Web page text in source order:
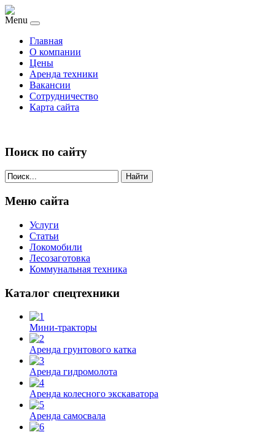
Menu
Главная
О компании
Цены
Аренда техники
Вакансии
Сотрудничество
Карта сайта
Поиск по сайту
Найти
Меню сайта
Услуги
Статьи
Локомобили
Лесозаготовка
Коммунальная техника
Каталог спецтехники
Мини-тракторы
Аренда грунтового катка
Аренда гидромолота
Аренда колесного экскаватора
Аренда самосвала